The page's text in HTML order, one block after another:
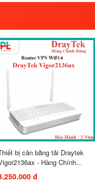
bị cân bằng tải Draytek
- Hàng Chính...
đ